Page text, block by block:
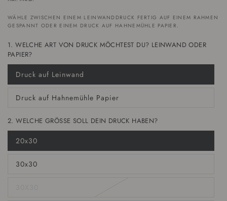
WÄHLE ZWISCHEN EINEM LEINWANDDRUCK FERTIG AUF EINEM RAHMEN
GESPANNT ODER EINEM DRUCK AUF HAHNEMÜHLE PAPIER.
1. WELCHE ART VON DRUCK MÖCHTEST DU? LEINWAND ODER
PAPIER?
Druck auf Leinwand
Variante
ausverkauft
nicht
Druck auf Hahnemühle Papier
Variante
nicht
verfügbar
2. WELCHE GRÖSSE SOLL DEIN DRUCK HABEN?
20x30
Variante
ausverkauft
nicht
30x30
Variante